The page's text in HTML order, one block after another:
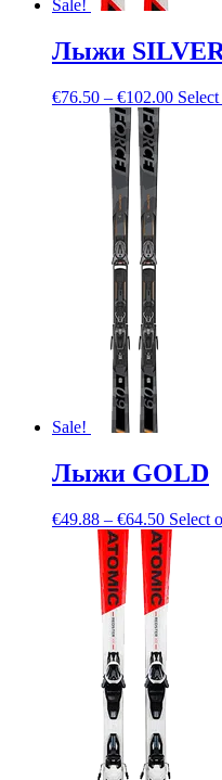
Sale!
Лыжи
€76.50 – €102.00
Sale!
Лыжи GOLD
€49.88 – €64.50 Select